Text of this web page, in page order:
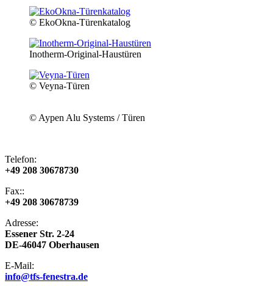
© EkoOkna-Türenkatalog
Inotherm-Original-Haustüren
© Veyna-Türen
© Aypen Alu Systems / Türen
Telefon:
+49 208 30678730
Fax::
+49 208 30678739
Adresse:
​Essener Str. 2-24
DE-46047 Oberhausen
E-Mail​:
info@tfs-fenestra.de